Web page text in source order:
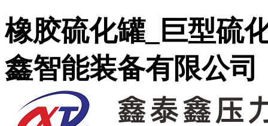
橡胶硫化罐_巨型硫
鑫智能装备有限公司